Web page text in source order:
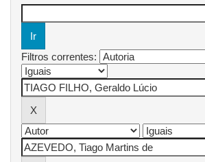
Filtros correntes: